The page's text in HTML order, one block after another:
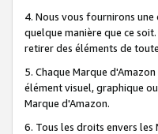
4. Nous vous fournirons
quelque manière que ce
retirer des éléments de
5. Chaque Marque
élément visuel, graphique
Marque d'Amazon.
6. Tous les droits envers